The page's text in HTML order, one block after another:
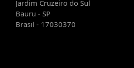
Jardim Cruzeiro do Sul
Bauru - SP
Brasil - 17030370